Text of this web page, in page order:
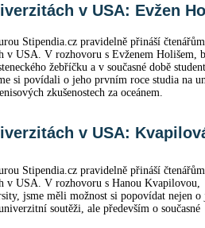
v USA: Evžen
Stipendia.cz pravidelně přináší
v USA. V rozhovoru s Evženem Holišem,
žebříčku a v současné době
si povídali o jeho prvním roce studia na
zkušenostech za oceánem.
v USA:
Stipendia.cz pravidelně přináší
v USA. V rozhovoru s Hanou Kvapilovou,
jsme měli možnost si popovídat nejen
soutěži, ale především o současné